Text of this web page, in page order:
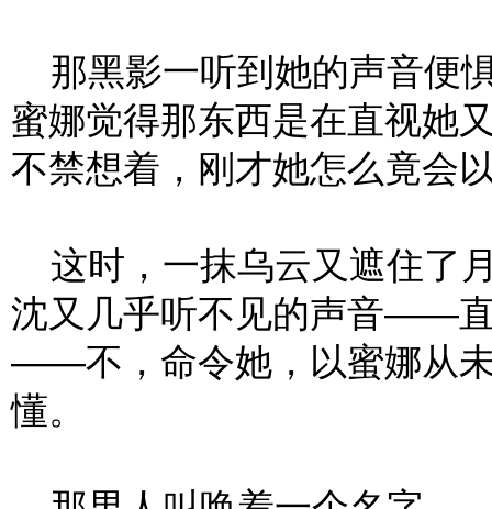
那黑影一听到她的声音便
蜜娜觉得那东西是在直视她
不禁想着，刚才她怎么竟会
这时，一抹乌云又遮住了
沈又几乎听不见的声音——
——不，命令她，以蜜娜从
懂。